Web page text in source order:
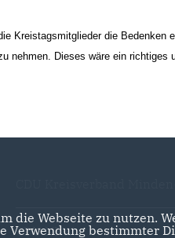
Kreistagsmitglieder die Bedenken
nehmen. Dieses wäre ein richtiges
CDU NRW
die Webseite zu
Verwendung bestimmter